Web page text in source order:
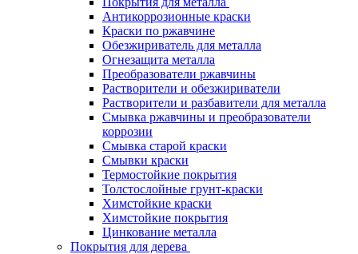
Антикоррозионные краски
Краски по ржавчине
Обезжириватель для металла
Огнезащита металла
Преобразователи ржавчины
Растворители и обезжириватели
Растворители и разбавители для металла
Смывка ржавчины и преобразователи
коррозии
Смывка старой краски
Смывки краски
Термостойкие покрытия
Толстослойные грунт-краски
Химстойкие краски
Химстойкие покрытия
Цинкование металла
Покрытия для дерева